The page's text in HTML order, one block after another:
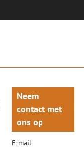
Neem
contact met
ons op
E-mail